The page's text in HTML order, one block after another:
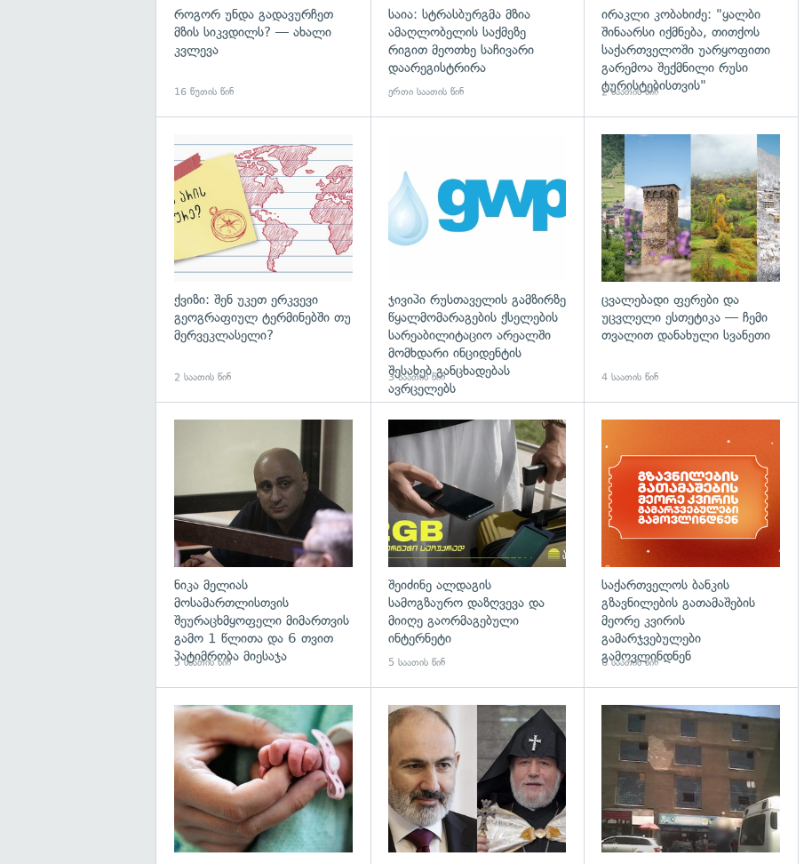
როგორ უნდა გადავურჩეთ
მზის სიკვდილს? — ახალი
კვლევა
16 წუთის წინ
საია: სტრასბურგმა მზია
ამაღლობელის საქმეზე
რიგით მეოთხე საჩივარი
დაარეგისტრირა
ერთი საათის წინ
ირაკლი კობახიძე: "ყალბი
შინაარსი იქმნება, თითქოს
საქართველოში უარყოფითი
გარემოა შექმნილი რუსი
ტურისტებისთვის"
2 საათის წინ
ქვიზი: შენ უკეთ ერკვევი
გეოგრაფიულ ტერმინებში თუ
მერვეკლასელი?
2 საათის წინ
ჯივიპი რუსთაველის გამზირზე
წყალმომარაგების ქსელების
სარეაბილიტაციო არეალში
მომხდარი ინციდენტის
შესახებ განცხადებას
ავრცელებს
3 საათის წინ
ცვალებადი ფერები და
უცვლელი ესთეტიკა — ჩემი
თვალით დანახული სვანეთი
4 საათის წინ
გადახედვა
ნიკა მელიას
მოსამართლისთვის
შეურაცხმყოფელი მიმართვის
გამო 1 წლითა და 6 თვით
პატიმრობა მიესაჯა
5 საათის წინ
შეიძინე ალდაგის
სამოგზაურო დაზღვევა და
მიიღე გაორმაგებული
ინტერნეტი
5 საათის წინ
საქართველოს ბანკის
გზავნილების გათამაშების
მეორე კვირის
გამარჯვებულები
გამოვლინდნენ
6 საათის წინ
გადახედვა